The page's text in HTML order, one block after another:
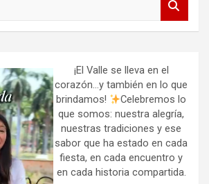
¡El Valle se lleva en el
corazón…y también en lo que
brindamos!
Celebremos lo
que somos: nuestra alegría,
nuestras tradiciones y ese
sabor que ha estado en cada
fiesta, en cada encuentro y
en cada historia compartida.